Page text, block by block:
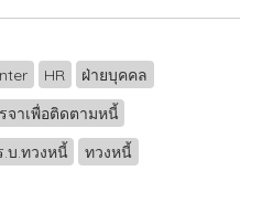
HR
ฝ่ายบุคคล
จาเพื่อติดตามหนี้
.บ.ทวงหนี้
ทวงหนี้